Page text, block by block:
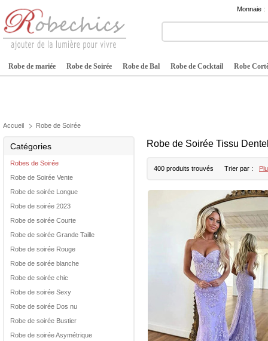
Monnaie :
Robe de mariée Robe de Soirée Robe de Bal Robe de Cocktail Robe
Accueil Robe de Soirée
Catégories
Robes de Soirée
Robe de Soirée Vente
Robe de soirée Longue
Robe de soirée 2023
Robe de soirée Courte
Robe de soirée Grande Taille
Robe de soirée Rouge
Robe de soirée blanche
Robe de soirée chic
Robe de soirée Sexy
Robe de soirée Dos nu
Robe de soirée Bustier
Robe de soirée Asymétrique
Robe de Soirée Tissu
400 produits trouvés Trier par :